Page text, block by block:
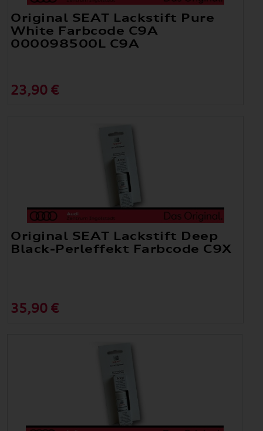
Original SEAT Lackstift Pure
White Farbcode C9A
000098500L C9A
23,90 €
Original SEAT Lackstift Deep
Black-Perleffekt Farbcode C9X
35,90 €